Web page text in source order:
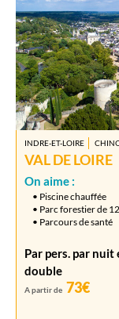
INDRE-ET-LOIRE
VAL DE LOIRE
On aime :
• Piscine chauffée
• Parc forestier de
• Parcours de santé
Par pers. par
double
A partir de 73€